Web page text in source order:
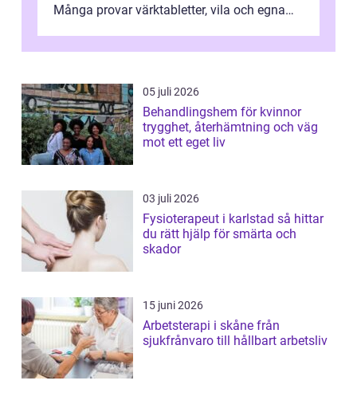
Många provar värktabletter, vila och egna
05 juli 2026
Behandlingshem för kvinnor
trygghet, återhämtning och väg
mot ett eget liv
03 juli 2026
Fysioterapeut i karlstad så hittar
du rätt hjälp för smärta och
skador
15 juni 2026
Arbetsterapi i skåne från
sjukfrånvaro till hållbart arbetsliv